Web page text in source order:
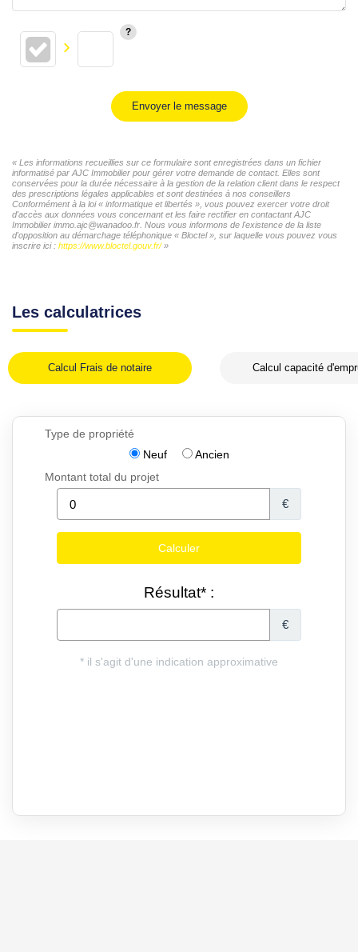
Envoyer le message
« Les informations recueillies sur ce formulaire sont enregistrées dans un fichier
informatisé par AJC Immobilier pour gérer votre demande de contact. Elles sont
conservées pour la durée nécessaire à la gestion de la relation client dans le respect
des prescriptions légales applicables et sont destinées à nos conseillers
Conformément à la loi « informatique et libertés », vous pouvez exercer votre droit
d'accès aux données vous concernant et les faire rectifier en contactant AJC
Immobilier immo.ajc@wanadoo.fr. Nous vous informons de l'existence de la liste
d'opposition au démarchage téléphonique « Bloctel », sur laquelle vous pouvez vous
inscrire ici : https://www.bloctel.gouv.fr/»
Les calculatrices
Calcul Frais de notaire Calcul capacité